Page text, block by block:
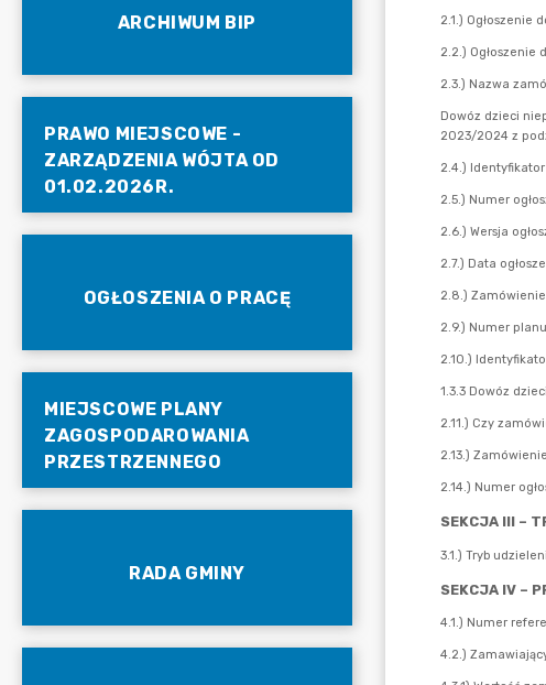
ARCHIWUM BIP
PRAWO MIEJSCOWE -
ZARZĄDZENIA WÓJTA OD
01.02.2026R.
OGŁOSZENIA O PRACĘ
MIEJSCOWE PLANY
ZAGOSPODAROWANIA
PRZESTRZENNEGO
RADA GMINY